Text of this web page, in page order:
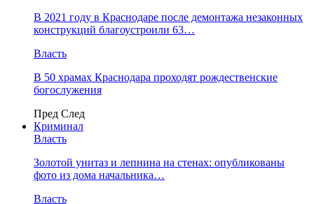
В 2021 году в Краснодаре после демонтажа незаконных
конструкций благоустроили 63…
Власть
В 50 храмах Краснодара проходят рождественские
богослужения
Пред След
Криминал
Власть
​Золотой унитаз и лепнина на стенах: опубликованы
фото из дома начальника…
Власть